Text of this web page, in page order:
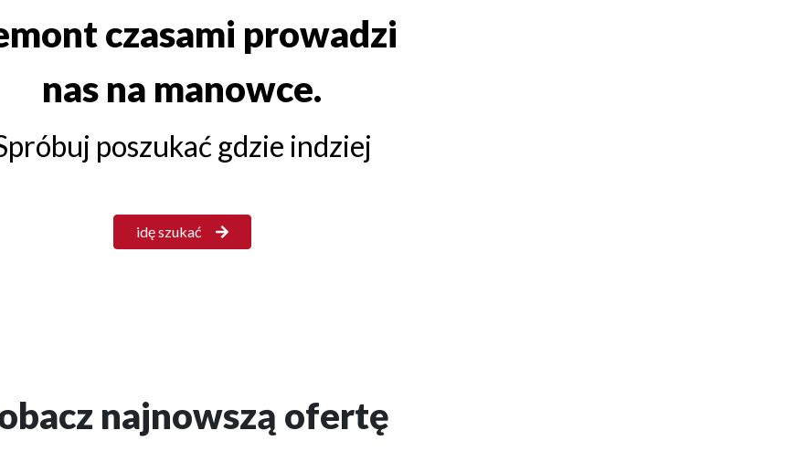
czasami prowadzi
nas na manowce.
poszukać gdzie indziej
idę szukać
najnowszą ofertę